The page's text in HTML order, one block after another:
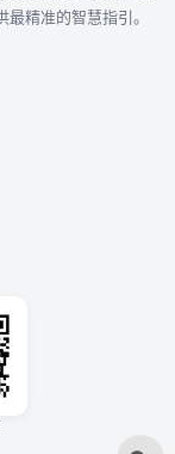
精准的智慧指引。